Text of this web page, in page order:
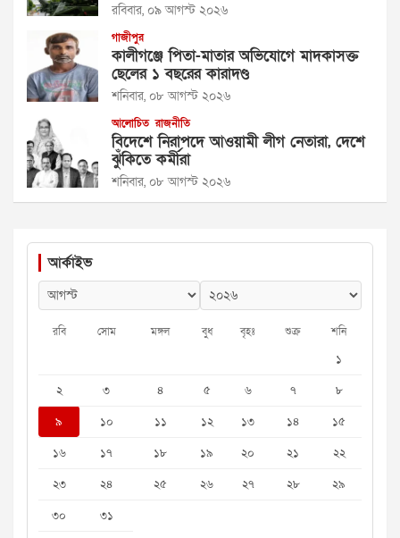
রবিবার, ০৯ আগস্ট ২০২৬
গাজীপুর
কালীগঞ্জে পিতা-মাতার অভিযোগে মাদকাসক্ত
ছেলের ১ বছরের কারাদণ্ড
শনিবার, ০৮ আগস্ট ২০২৬
আলোচিত রাজনীতি
বিদেশে নিরাপদে আওয়ামী লীগ নেতারা, দেশে
ঝুঁকিতে কর্মীরা
শনিবার, ০৮ আগস্ট ২০২৬
আর্কাইভ
রবি সোম মঙ্গল বুধ বৃহঃ শুক্র শনি
১
২
৩ ৪ ৫ ৬ ৭
৮
৯
১০ ১১ ১২ ১৩ ১৪
১৫
১৬
১৭ ১৮ ১৯ ২০ ২১
২২
২৩
২৪ ২৫ ২৬ ২৭ ২৮
২৯
৩০
৩১